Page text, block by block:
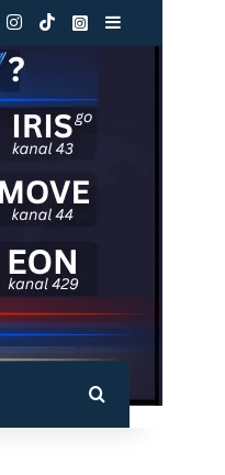
YouTubeInstagram
TikTokInstagram
Pretraži